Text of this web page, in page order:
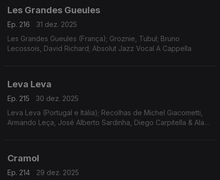
Les Grandes Gueules
Ep. 216
31 dez. 2025
Les Grandes Gueules (França); Groznie, Tubul; Bruno
Lecossois, David Richard; Absolut Jazz Vocal A Cappella
Leva Leva
Ep. 215
30 dez. 2025
Leva Leva (Portugal e Itália); Recolhas de Michel Giacometti,
Armando Leça, José Alberto Sardinha, Diego Carpitella & Alan
Cramol
Ep. 214
29 dez. 2025